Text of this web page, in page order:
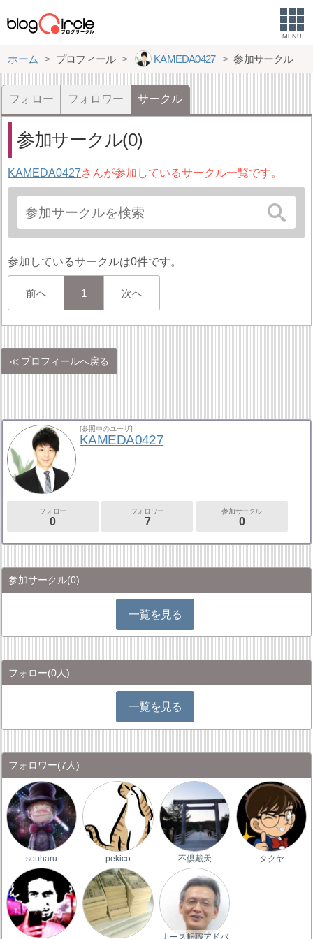
MENU
ホーム プロフィール KAMEDA0427 参加サークル
フォロー フォロワー サークル
参加サークル(0)
KAMEDA0427さんが参加しているサークル一覧です。
参加しているサークルは0件です。
前へ 1 次へ
プロフィールへ戻る
[参照中のユーザ]
KAMEDA0427
フォロー
0
フォロワー
7
参加サークル
0
参加サークル(0)
一覧を見る
フォロー(0人)
一覧を見る
フォロワー(7人)
souharu pekico 不倶戴天 タクヤ
ナース転職アドバ